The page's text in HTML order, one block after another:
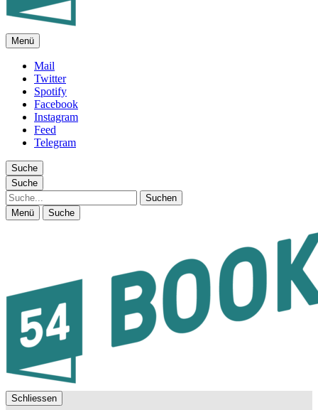
FEUILLETON IM INTERNET
Menü
Mail
Twitter
Spotify
Facebook
Instagram
Feed
Telegram
Suche
Suche
Suche
Menü Suche
Schliessen